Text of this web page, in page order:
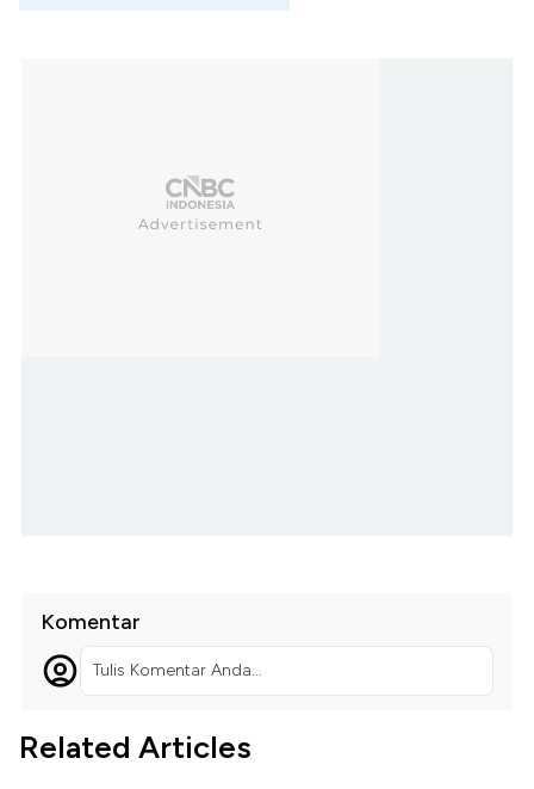
Komentar
Tulis Komentar Anda...
Related Articles